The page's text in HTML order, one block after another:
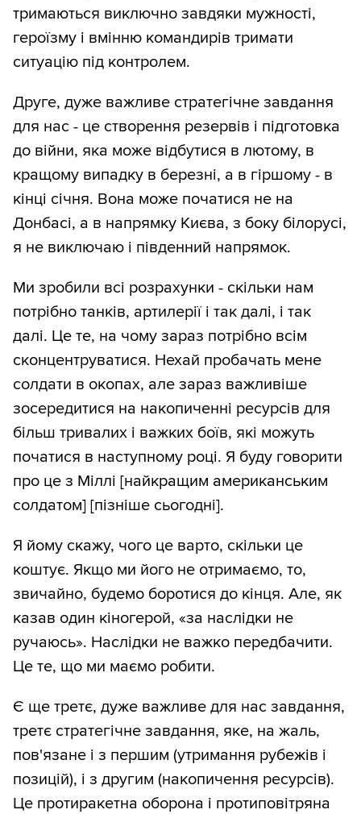
тримаються виключно завдяки мужності,
героїзму і вмінню командирів тримати
ситуацію під контролем.
Друге, дуже важливе стратегічне завдання
для нас - це створення резервів і підготовка
до війни, яка може відбутися в лютому, в
кращому випадку в березні, а в гіршому - в
кінці січня. Вона може початися не на
Донбасі, а в напрямку Києва, з боку білорусі,
я не виключаю і південний напрямок.
Ми зробили всі розрахунки - скільки нам
потрібно танків, артилерії і так далі, і так
далі. Це те, на чому зараз потрібно всім
сконцентруватися. Нехай пробачать мене
солдати в окопах, але зараз важливіше
зосередитися на накопиченні ресурсів для
більш тривалих і важких боїв, які можуть
початися в наступному році. Я буду говорити
про це з Міллі [найкращим американським
солдатом] [пізніше сьогодні].
Я йому скажу, чого це варто, скільки це
коштує. Якщо ми його не отримаємо, то,
звичайно, будемо боротися до кінця. Але, як
казав один кіногерой, «за наслідки не
ручаюсь». Наслідки не важко передбачити.
Це те, що ми маємо робити.
Є ще третє, дуже важливе для нас завдання,
третє стратегічне завдання, яке, на жаль,
пов'язане і з першим (утримання рубежів і
позицій), і з другим (накопичення ресурсів).
Це протиракетна оборона і протиповітряна